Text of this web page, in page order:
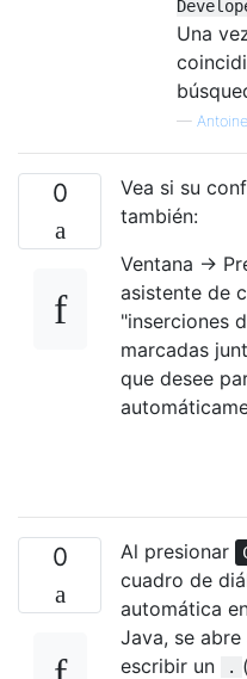
Una
—
0
Vea si su
también:
Ventana ->
asistente de
"inserciones
marcadas
que desee
0 Al presionar
cuadro de
automática
Java, se
escribir un
.